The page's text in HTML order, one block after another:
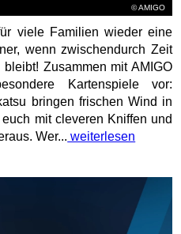
© AMIGO
viele Familien wieder eine
wenn zwischendurch Zeit
Zusammen mit AMIGO
Kartenspiele vor:
bringen frischen Wind in
mit cleveren Kniffen und
Wer... weiterlesen